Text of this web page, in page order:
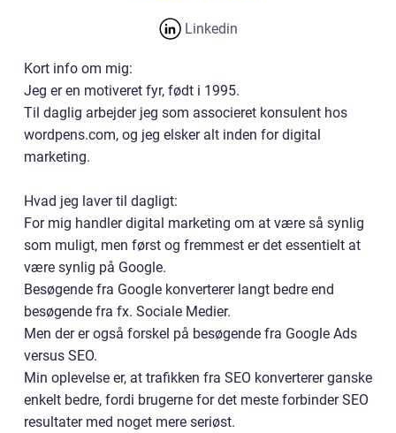
Linkedin
Kort info om mig:
Jeg er en motiveret fyr, født i 1995.
Til daglig arbejder jeg som associeret konsulent hos
wordpens.com, og jeg elsker alt inden for digital
marketing.
Hvad jeg laver til dagligt:
For mig handler digital marketing om at være så synlig
som muligt, men først og fremmest er det essentielt at
være synlig på Google.
Besøgende fra Google konverterer langt bedre end
besøgende fra fx. Sociale Medier.
Men der er også forskel på besøgende fra Google Ads
versus SEO.
Min oplevelse er, at trafikken fra SEO konverterer ganske
enkelt bedre, fordi brugerne for det meste forbinder SEO
resultater med noget mere seriøst.